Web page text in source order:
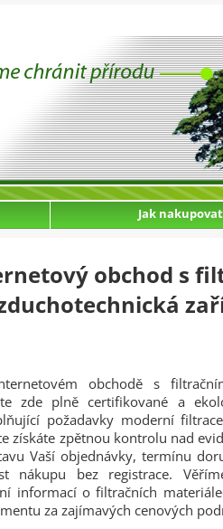
Jak nakupovat
obchod s
obchodě s
zde plně certifikované a
požadavky moderní
získáte zpětnou kontrolu nad
Vaší objednávky, termínu
nákupu bez registrace.
informací o filtračních
za zajímavých cenových